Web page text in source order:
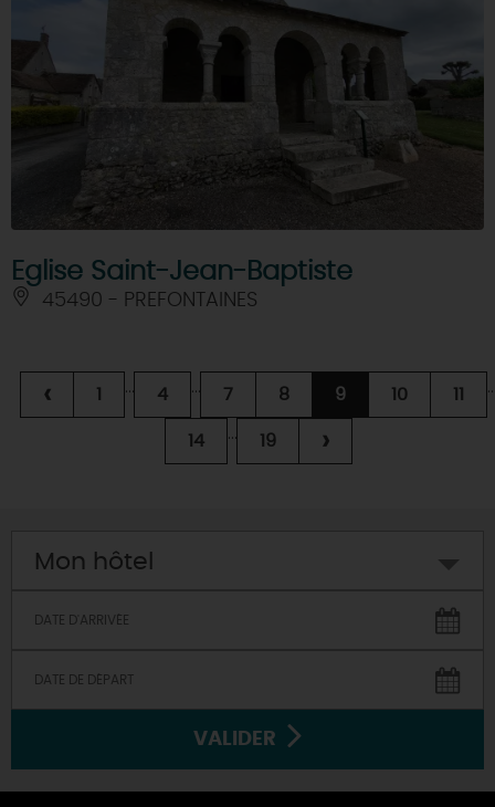
Eglise Saint-Jean-Baptiste
45490 - PREFONTAINES
‹ 1 ... 4 ... 7 8 9 10 11
14 ... 19 ›
Mon hôtel
VALIDER